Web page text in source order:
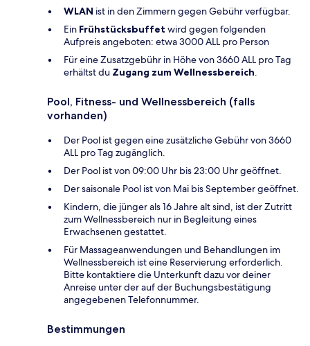
WLAN ist in den Zimmern gegen Gebühr verfügbar.
Ein Frühstücksbuffet wird gegen folgenden
Aufpreis angeboten: etwa 3000 ALL pro Person
Für eine Zusatzgebühr in Höhe von 3660 ALL pro Tag
erhältst du Zugang zum Wellnessbereich.
Pool, Fitness- und Wellnessbereich (falls
vorhanden)
Der Pool ist gegen eine zusätzliche Gebühr von 3660
ALL pro Tag zugänglich.
Der Pool ist von 09:00 Uhr bis 23:00 Uhr geöffnet.
Der saisonale Pool ist von Mai bis September geöffnet.
Kindern, die jünger als 16 Jahre alt sind, ist der Zutritt
zum Wellnessbereich nur in Begleitung eines
Erwachsenen gestattet.
Für Massageanwendungen und Behandlungen im
Wellnessbereich ist eine Reservierung erforderlich.
Bitte kontaktiere die Unterkunft dazu vor deiner
Anreise unter der auf der Buchungsbestätigung
angegebenen Telefonnummer.
Bestimmungen